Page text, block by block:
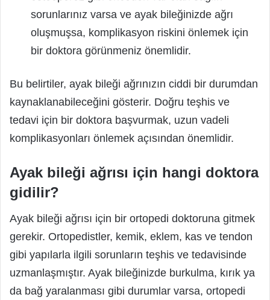
sorunlarınız varsa ve ayak bileğinizde ağrı
oluşmuşsa, komplikasyon riskini önlemek için
bir doktora görünmeniz önemlidir.
Bu belirtiler, ayak bileği ağrınızın ciddi bir durumdan
kaynaklanabileceğini gösterir. Doğru teşhis ve
tedavi için bir doktora başvurmak, uzun vadeli
komplikasyonları önlemek açısından önemlidir.
Ayak bileği ağrısı için hangi doktora
gidilir?
Ayak bileği ağrısı için bir ortopedi doktoruna gitmek
gerekir. Ortopedistler, kemik, eklem, kas ve tendon
gibi yapılarla ilgili sorunların teşhis ve tedavisinde
uzmanlaşmıştır. Ayak bileğinizde burkulma, kırık ya
da bağ yaralanması gibi durumlar varsa, ortopedi